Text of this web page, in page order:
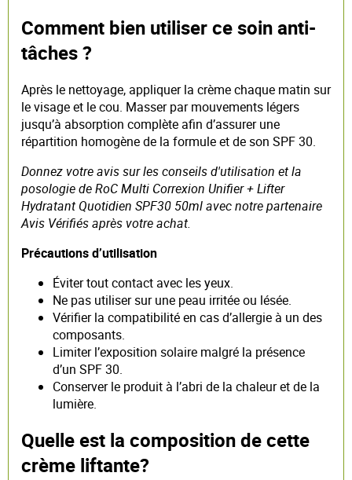
Comment bien utiliser ce soin anti-
tâches ?
Après le nettoyage, appliquer la crème chaque matin sur
le visage et le cou. Masser par mouvements légers
jusqu’à absorption complète afin d’assurer une
répartition homogène de la formule et de son SPF 30.
Donnez votre avis sur les conseils d'utilisation et la
posologie de RoC Multi Correxion Unifier + Lifter
Hydratant Quotidien SPF30 50ml avec notre partenaire
Avis Vérifiés après votre achat.
Précautions d’utilisation
Éviter tout contact avec les yeux.
Ne pas utiliser sur une peau irritée ou lésée.
Vérifier la compatibilité en cas d’allergie à un des
composants.
Limiter l’exposition solaire malgré la présence
d’un SPF 30.
Conserver le produit à l’abri de la chaleur et de la
lumière.
Quelle est la composition de cette
crème liftante?